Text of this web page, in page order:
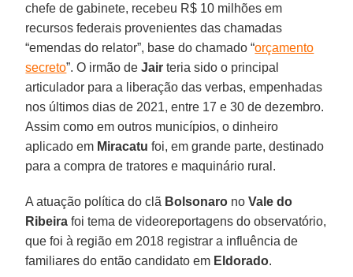
chefe de gabinete, recebeu R$ 10 milhões em
recursos federais provenientes das chamadas
“emendas do relator”, base do chamado “orçamento
secreto”. O irmão deJair teria sido o principal
articulador para a liberação das verbas, empenhadas
nos últimos dias de 2021, entre 17 e 30 de dezembro.
Assim como em outros municípios, o dinheiro
aplicado em Miracatu foi, em grande parte, destinado
para a compra de tratores e maquinário rural.
A atuação política do clã Bolsonaro noVale do
Ribeira foi tema de videoreportagens do observatório,
que foi à região em 2018 registrar a influência de
familiares do então candidato em Eldorado.